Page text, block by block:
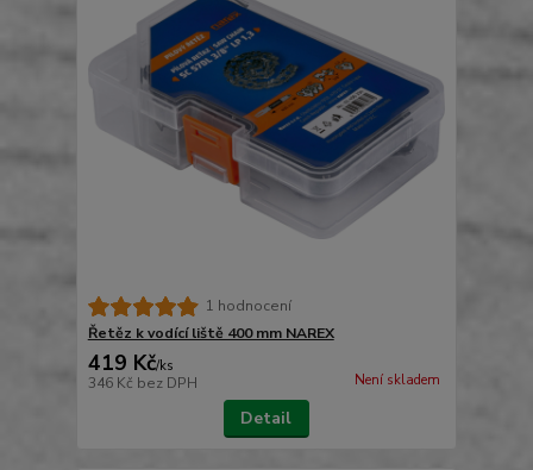
1 hodnocení
Řetěz k vodící liště 400 mm NAREX
419 Kč/ks
346 Kč bez DPH Není skladem
Detail